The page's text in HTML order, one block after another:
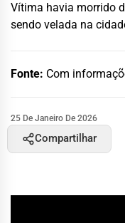
Vítima havia morrido
sendo velada na
Fonte: Com
25 De Janeiro De 2026
Compartilhar